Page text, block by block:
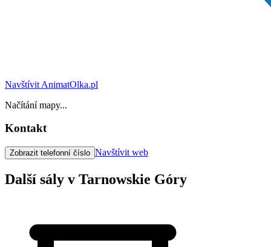
Navštívit AnimatOlka.pl
Načítání mapy...
Kontakt
Zobrazit telefonní číslo Navštívit web
Další sály v Tarnowskie Góry